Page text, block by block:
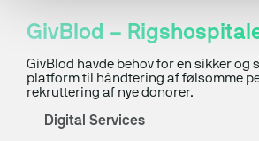
GivBlod –
GivBlod havde behov for en sikker og
platform til håndtering af følsomme
rekruttering af nye donorer.
Digital Services